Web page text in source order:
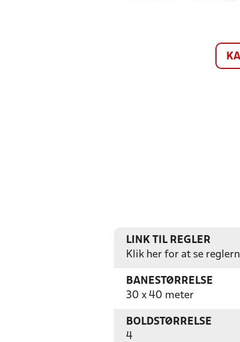
LINK TIL REGLER
Klik her for at se
BANESTØRRELSE
30 x 40 meter
BOLDSTØRRELSE
4